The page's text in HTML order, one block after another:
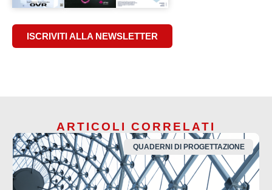
ISCRIVITI ALLA NEWSLETTER
ARTICOLI CORRELATI
QUADERNI DI PROGETTAZIONE